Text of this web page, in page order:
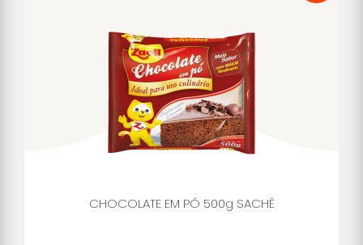
CHOCOLATE EM PÓ 500g SACHÊ